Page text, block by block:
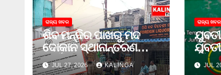
ରାଜ୍ୟ ଖବର
ଶିବ ମନ୍ଦିର ପାଖରୁ ମଦ
ଦୋକାନ ସ୍ଥାନାନ୍ତରଣ
ପାଇଁ ଜିଲ୍ଲା ପ୍ରଶାସନକୁ
ଦାବି କଲେ ଅନିଲ
JUL 27, 2026 KALINGA
ରାଜ୍ୟ ଖବର
ଓ
ଜେଲ
JUL